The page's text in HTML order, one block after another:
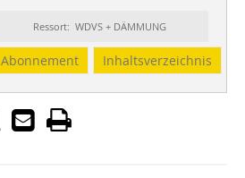
Ressort: WDVS + DÄMMUNG
Abonnement Inhaltsverzeichnis